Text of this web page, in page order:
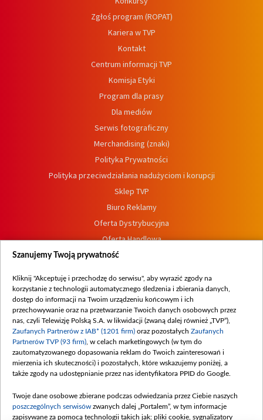
Zgłoś program (ROPAT)
Kariera w TVP
Kontakt
Centrum informacji TVP
Komisja Etyki
Program dla prasy
Dla mediów
Serwis fotograficzny
Merchandising (znaki)
Polityka Prywatności
Polityka przeciwdziałania nadużyciom i korupcji
Sklep TVP
Biuro Reklamy
Oferta Dystrybucyjna
Oferta Handlowa
Dostępność
Procedura zgłoszeń wewnętrznych
Szanujemy Twoją prywatność
Kliknij "Akceptuję i przechodzę do serwisu", aby wyrazić zgody na
korzystanie z technologii automatycznego śledzenia i zbierania danych,
dostęp do informacji na Twoim urządzeniu końcowym i ich
przechowywanie oraz na przetwarzanie Twoich danych osobowych przez
nas, czyli Telewizję Polską S.A. w likwidacji (zwaną dalej również „TVP”),
Zaufanych Partnerów z IAB* (1201 firm) oraz pozostałych Zaufanych
Partnerów TVP (93 firm) , w celach marketingowych (w tym do
zautomatyzowanego dopasowania reklam do Twoich zainteresowań i
mierzenia ich skuteczności) i pozostałych, które wskazujemy poniżej, a
także zgody na udostępnianie przez nas identyfikatora PPID do Google.
Twoje dane osobowe zbierane podczas odwiedzania przez Ciebie naszych
poszczególnych serwisów zwanych dalej „Portalem”, w tym informacje
zapisywane za pomocą technologii takich jak: pliki cookie, sygnalizatory